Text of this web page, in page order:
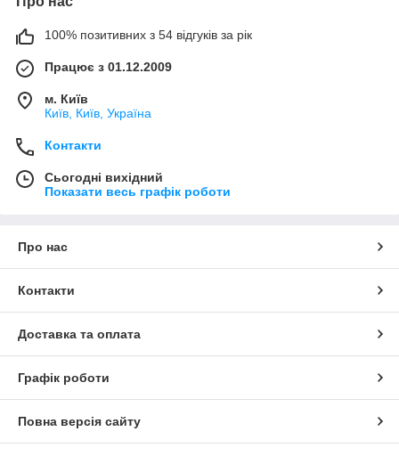
100% позитивних з 54 відгуків за рік
Працює з 01.12.2009
м. Київ
Київ, Київ, Україна
Контакти
Сьогодні вихідний
Показати весь графік роботи
Про нас
Контакти
Доставка та оплата
Графік роботи
Повна версія сайту